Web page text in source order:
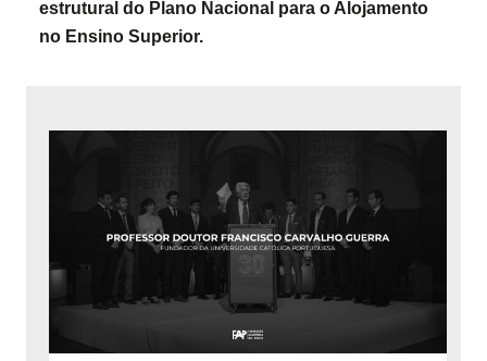
estrutural do Plano Nacional para o Alojamento
no Ensino Superior.